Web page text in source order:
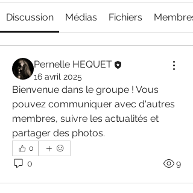
Discussion Médias Fichiers Membres
Pernelle HEQUET
16 avril 2025
Bienvenue dans le groupe ! Vous
pouvez communiquer avec d'autres
membres, suivre les actualités et
partager des photos.
0
0 9